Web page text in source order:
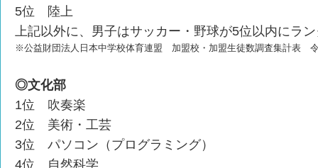
5位 陸上
上記以外に、男子はサッカー・野球が5位以内にラ
※公益財団法人日本中学校体育連盟 加盟校・加盟生徒数調査集計表
◎文化部
1位 吹奏楽
2位 美術・工芸
3位 パソコン（プログラミング）
4位 自然科学